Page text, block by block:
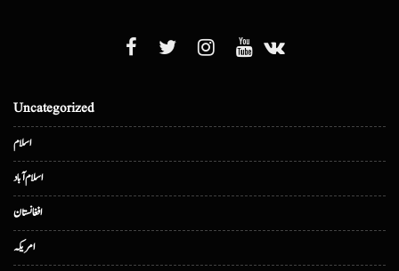
Uncategorized
اسلام
اسلام آباد
افغانستان
امریکہ